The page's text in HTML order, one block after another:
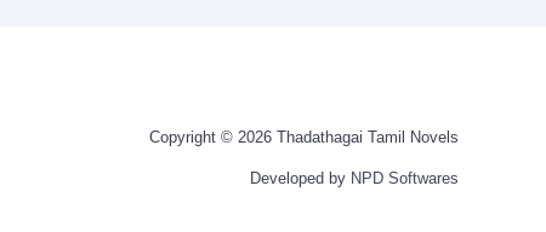
Copyright © 2026 Thadathagai Tamil Novels
Developed by NPD Softwares